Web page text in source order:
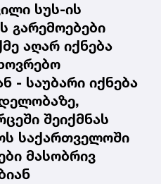
სუს-ის
გარემოებები
აღარ იქნება
- საუბარი იქნება
შეიქმნას
საქართველოში
მასობრივ